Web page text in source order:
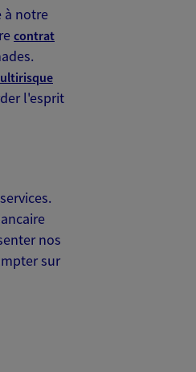
à notre
contrat
l'esprit
nos
sur